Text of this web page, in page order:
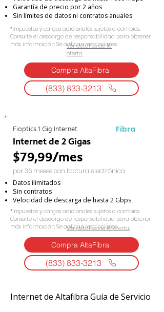
Garantía de precio por 2 años
Sin límites de datos ni contratos anuales
*Impuestos y cargos adicionales sujetos a cambios.
Consulte el descargo de responsabilidad para obtener
más información. Se aplican restricciones.
Ver detalles de la
oferta.
Compra AltaFibra
(833) 833-3213
Fioptics 1 Gig Internet Fibra
Internet de 2 Gigas
$79,99/mes
por 36 meses con factura electrónica
Datos ilimitados
Sin contratos
Velocidad de descarga de hasta 2 Gbps
*Impuestos y cargos adicionales sujetos a cambios.
Consulte el descargo de responsabilidad para obtener
más información. Se aplican restricciones.
Ver detalles de la oferta.
Compra AltaFibra
(833) 833-3213
Internet de Altafibra Guía de Servicio